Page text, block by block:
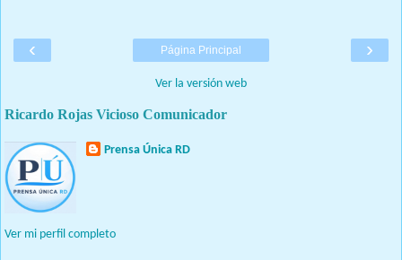
‹ ›
Página Principal
Ver la versión web
Ricardo Rojas Vicioso Comunicador
Prensa Única RD
Ver mi perfil completo